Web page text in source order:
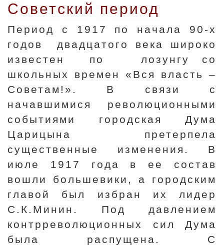
Советский период
Период с 1917 по начала 90-х
годов двадцатого века широко
известен по лозунгу со
школьных времен «Вся власть –
Советам!». В связи с
начавшимися революционными
событиями городская Дума
Царицына претерпела
существенные изменения. В
июле 1917 года в ее состав
вошли большевики, а городским
главой был избран их лидер
С.К.Минин. Под давлением
контрреволюционных сил Дума
была распущена. С